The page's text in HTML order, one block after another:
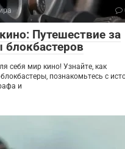
Путешествие за
блокбастеров
себя мир кино! Узнайте, как
познакомьтесь с
и